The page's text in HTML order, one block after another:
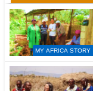
MY AFRICA STORY